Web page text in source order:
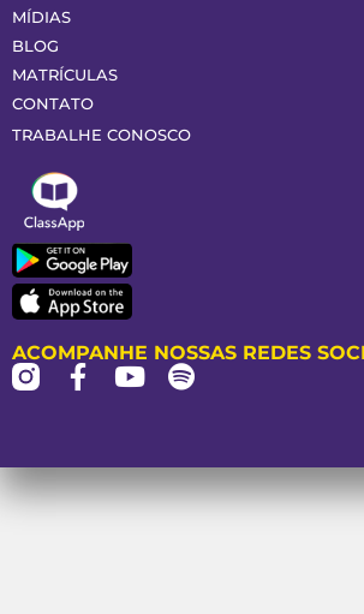
MÍDIAS
BLOG
MATRÍCULAS
CONTATO
TRABALHE CONOSCO
ACOMPANHE NOSSAS REDES